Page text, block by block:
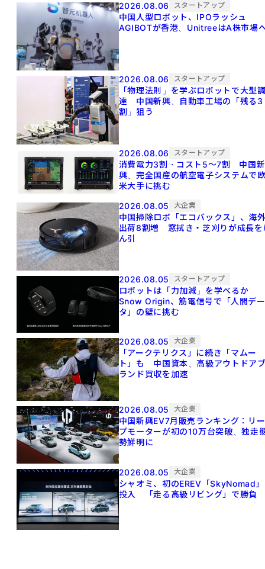
2026.08.06 スタートアップ
中国人型ロボット、IPOラッシュ
AGIBOTが香港、UnitreeはA株市場
2026.08.06 スタートアップ
「物理法則」を学ぶロボットで大型
達 中国新興、自動車工場の「残る3
割」狙う
2026.08.06 スタートアップ
消費電力3割・コスト5〜7割 中国新
興、完全国産の航空電子システムで
米大手に挑む
2026.08.05
大企業
中国掃除ロボ「エコバックス」、海
出荷8割増 窓拭き・芝刈りが成長を
ん引
2026.08.05 スタートアップ
ロボットは「力加減」を学べるか
Snow Origin、筋電信号で「人間デー
タ」の壁に挑む
2026.08.05 大企業
「アークテリクス」に続き「マムー
ト」も 中国資本、高級アウトドア
ランド買収を加速
2026.08.05 大企業
中国新興EV7月販売ランキング：リー
プモーターが初の10万台突破、独走
勢鮮明に
2026.08.05 大企業
シャオミ、初のEREV「SkyNomad」
投入 「走る高級リビング」で勝負